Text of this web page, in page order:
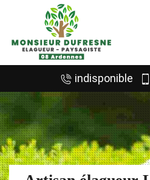
indisponible